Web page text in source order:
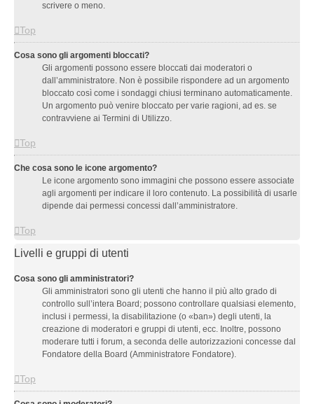
scrivere o meno.
Top
Cosa sono gli argomenti bloccati?
Gli argomenti possono essere bloccati dai moderatori o
dall’amministratore. Non è possibile rispondere ad un argomento
bloccato così come i sondaggi chiusi terminano automaticamente.
Un argomento può venire bloccato per varie ragioni, ad es. se
contravviene ai Termini di Utilizzo.
Top
Che cosa sono le icone argomento?
Le icone argomento sono immagini che possono essere associate
agli argomenti per indicare il loro contenuto. La possibilità di usarle
dipende dai permessi concessi dall’amministratore.
Top
Livelli e gruppi di utenti
Cosa sono gli amministratori?
Gli amministratori sono gli utenti che hanno il più alto grado di
controllo sull’intera Board; possono controllare qualsiasi elemento,
inclusi i permessi, la disabilitazione (o «ban») degli utenti, la
creazione di moderatori e gruppi di utenti, ecc. Inoltre, possono
moderare tutti i forum, a seconda delle autorizzazioni concesse dal
Fondatore della Board (Amministratore Fondatore).
Top